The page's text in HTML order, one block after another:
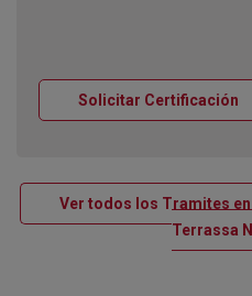
Solicitar Certificación
Ver todos los Tramites
Terrassa